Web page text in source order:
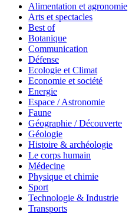
Alimentation et agronomie
Arts et spectacles
Best of
Botanique
Communication
Défense
Ecologie et Climat
Economie et société
Energie
Espace / Astronomie
Faune
Géographie / Découverte
Géologie
Histoire & archéologie
Le corps humain
Médecine
Physique et chimie
Sport
Technologie & Industrie
Transports